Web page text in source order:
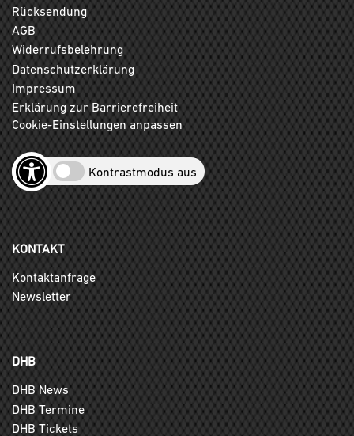
Rücksendung
AGB
Widerrufsbelehrung
Datenschutzerklärung
Impressum
Erklärung zur Barrierefreiheit
Cookie-Einstellungen anpassen
Kontrastmodus aus
KONTAKT
Kontaktanfrage
Newsletter
DHB
DHB News
DHB Termine
DHB Tickets